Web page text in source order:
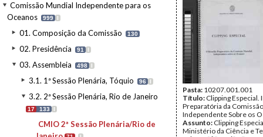
Comissão Mundial Independente para os
Oceanos
999 I
01. Composição da Comissão 130
02. Presidência 91 I
03. Assembleia 498 I
3.1. 1ª Sessão Plenária, Tóquio 96 I
3.2. 2ª Sessão Plenária, Rio de Janeiro
17 133 I
CMIO 2ª Sessão Plenária/Rio de
Pasta: 10207.001.001
Título: Clipping Especial.
Preparatória da
Independente Sobre os
Assunto: Clipping
Ministério da Ciência e